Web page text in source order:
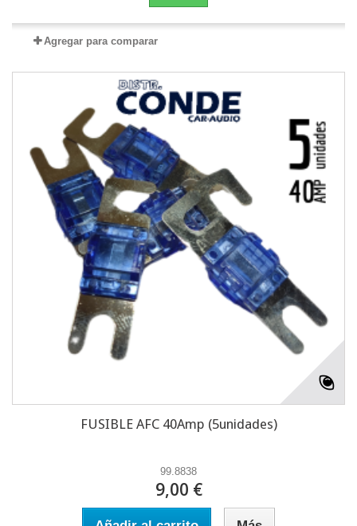
Agregar para comparar
FUSIBLE AFC 40Amp (5unidades)
99.8838
9,00 €